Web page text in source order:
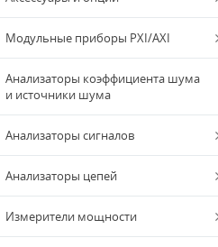
Модульные приборы PXI/AXI
Анализаторы коэффициента шума
и источники шума
Анализаторы сигналов
Анализаторы цепей
Измерители мощности